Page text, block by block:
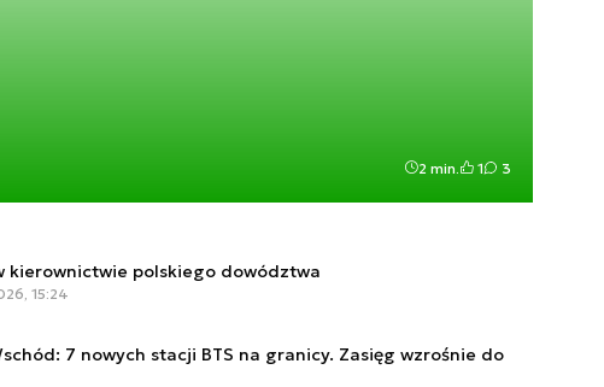
2 min. 1 3
kierownictwie polskiego dowództwa
15:24
7 nowych stacji BTS na granicy. Zasięg wzrośnie do